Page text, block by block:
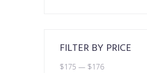
FILTER BY PRICE
$175 — $176